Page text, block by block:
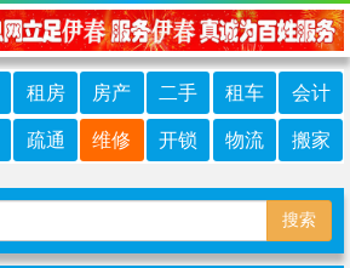
租房 房产 二手 租车 会计
疏通 维修 开锁 物流 搬家
搜索